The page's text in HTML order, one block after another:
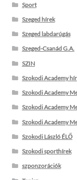
Sport
Szeged hírek
Szeged labdarúgás
Szeged-Csanád G.A.
SZIN
Szokodi Academy
Szokodi Academy
Szokodi Academy
Szokodi Academy
Szokodi László ÉLŐ
Szokodi sporthírek
szponzorációk